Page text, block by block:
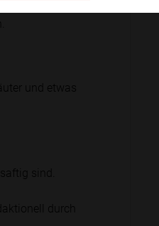
und etwas
sind.
durch